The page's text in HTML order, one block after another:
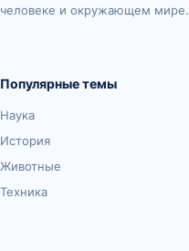
человеке и окружающем мире.
Популярные темы
Наука
История
Животные
Техника